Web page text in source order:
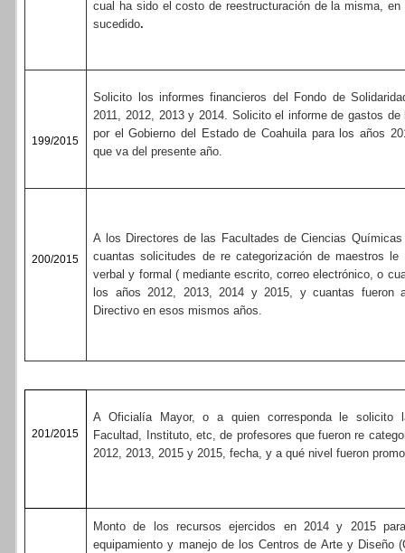
cual ha sido el costo de reestructuración de la misma,
sucedido.
199/2015
Solicito los informes financieros del Fondo de
2011, 2012, 2013 y 2014. Solicito el informe de gastos
por el Gobierno del Estado de Coahuila para los años
que va del presente año.
200/2015
A los Directores de las Facultades de Ciencias
cuantas solicitudes de re categorización de maestros le
verbal y formal ( mediante escrito, correo electrónico, o
los años 2012, 2013, 2014 y 2015, y cuantas fueron
Directivo en esos mismos años.
201/2015
A Oficialía Mayor, o a quien corresponda le solicito
Facultad, Instituto, etc, de profesores que fueron re
2012, 2013, 2015 y 2015, fecha, y a qué nivel fueron
Monto de los recursos ejercidos en 2014 y 2015
equipamiento y manejo de los Centros de Arte y Diseño